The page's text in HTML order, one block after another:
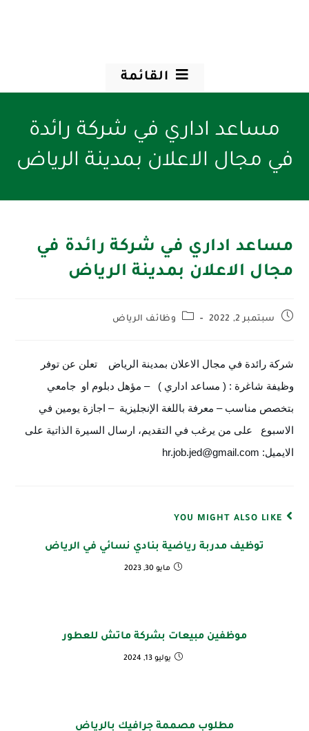
القائمة
مساعد اداري في شركة رائدة
في مجال الاعلان بمدينة الرياض
مساعد اداري في شركة رائدة في
مجال الاعلان بمدينة الرياض
سبتمبر 2, 2022 وظائف الرياض
الايميل: hr.job.jed@gmail.com
YOU MIGHT ALSO LIKE
توظيف مدربة رياضية بنادي نسائي في الرياض
مايو 30, 2023
موظفين مبيعات بشركة ماتش للعطور
يوليو 13, 2024
مطلوب مصممة جرافيك بالرياض